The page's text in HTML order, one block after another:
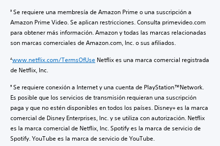
3 Se requiere una membresía de Amazon Prime o una suscripción a
Amazon Prime Video. Se aplican restricciones. Consulta primevideo.com
para obtener más información. Amazon y todas las marcas relacionadas
son marcas comerciales de Amazon.com, Inc. o sus afiliados.
4www.netflix.com/TermsOfUse Netflix es una marca comercial registrada
de Netflix, Inc.
5 Se requiere conexión a Internet y una cuenta de PlayStation™Network.
Es posible que los servicios de transmisión requieran una suscripción
paga y que no estén disponibles en todos los países. Disney+ es la marca
comercial de Disney Enterprises, Inc. y se utiliza con autorización. Netflix
es la marca comercial de Netflix, Inc. Spotify es la marca de servicio de
Spotify. YouTube es la marca de servicio de YouTube.